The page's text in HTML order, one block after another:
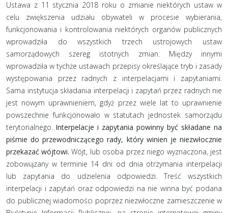
Ustawa z 11 stycznia 2018 roku o zmianie niektórych ustaw w
celu zwiększenia udziału obywateli w procesie wybierania,
funkcjonowania i kontrolowania niektórych organów publicznych
wprowadziła do wszystkich trzech ustrojowych ustaw
samorządowych szereg istotnych zmian. Między innymi
wprowadziła w tychże ustawach przepisy określające tryb i zasady
występowania przez radnych z interpelacjami i zapytaniami.
Sama instytucja składania interpelacji i zapytań przez radnych nie
jest nowym uprawnieniem, gdyż przez wiele lat to uprawnienie
powszechnie funkcjonowało w statutach jednostek samorządu
terytorialnego. Interpelacje i zapytania powinny być składane na
piśmie do przewodniczącego rady, który winien je niezwłocznie
przekazać wójtowi. Wójt, lub osoba przez niego wyznaczona, jest
zobowiązany w terminie 14 dni od dnia otrzymania interpelacji
lub zapytania do udzielenia odpowiedzi. Treść wszystkich
interpelacji i zapytań oraz odpowiedzi na nie winna być podana
do publicznej wiadomości poprzez niezwłoczne zamieszczenie w